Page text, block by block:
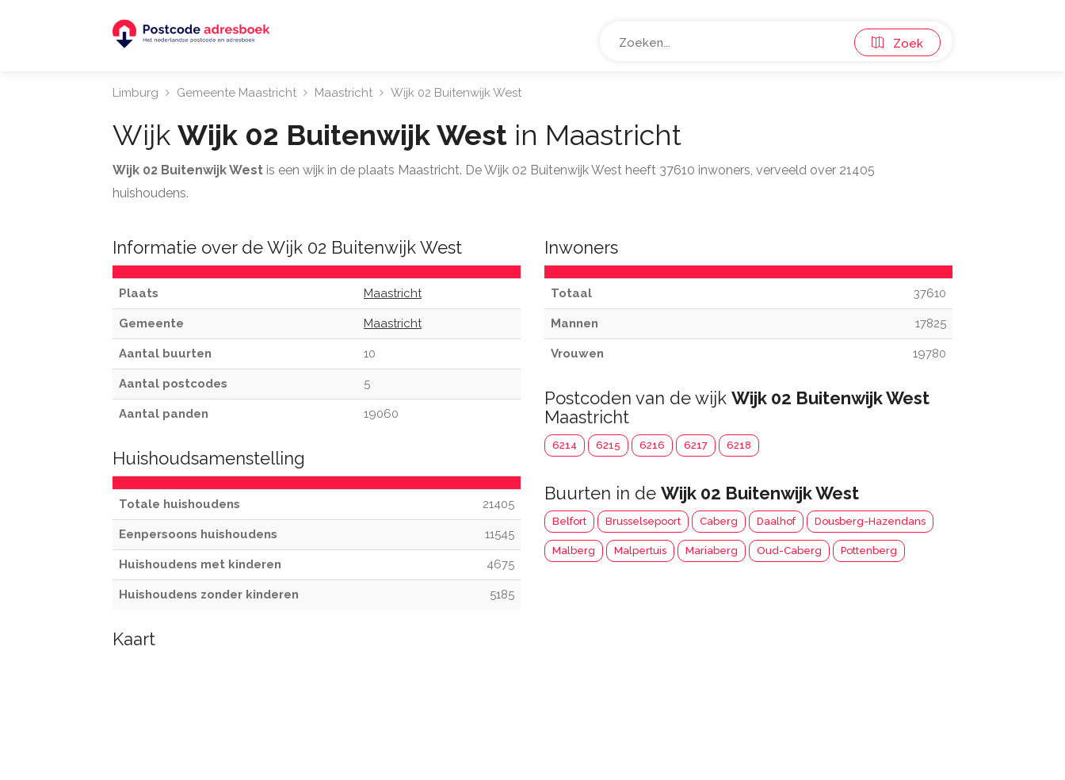
Zoek
Limburg Gemeente Maastricht Maastricht Wijk 02 Buitenwijk West
Wijk Wijk 02 Buitenwijk West in Maastricht
Wijk 02 Buitenwijk West is een wijk in de plaats Maastricht. De Wijk 02 Buitenwijk West heeft 37610 inwoners, verveeld over 21405
huishoudens.
Informatie over de Wijk 02 Buitenwijk West
Plaats Maastricht
Gemeente Maastricht
Aantal buurten 10
Aantal postcodes 5
Aantal panden 19060
Huishoudsamenstelling
Totale huishoudens 21405
Eenpersoons huishoudens 11545
Huishoudens met kinderen 4675
Huishoudens zonder kinderen 5185
Kaart
Inwoners
Totaal 37610
Mannen 17825
Vrouwen 19780
Postcoden van de wijk Wijk 02 Buitenwijk West
Maastricht
6214 6215 6216 6217 6218
Buurten in de Wijk 02 Buitenwijk West
Belfort Brusselsepoort Caberg Daalhof Dousberg-Hazendans
Malberg Malpertuis Mariaberg Oud-Caberg Pottenberg